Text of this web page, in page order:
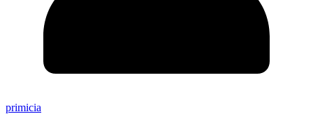
primicia